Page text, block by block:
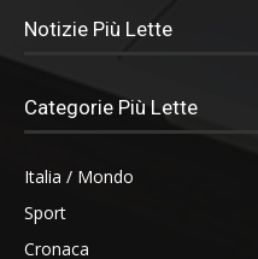
Notizie Più Lette
Categorie Più Lette
Italia / Mondo
Sport
Cronaca